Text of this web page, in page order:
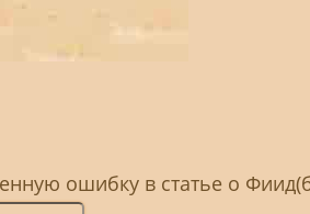
ошибку в статье о